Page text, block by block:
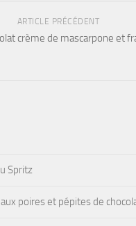
ARTICLE PRÉCÉDENT
crème de mascarpone et
Spritz
poires et pépites de